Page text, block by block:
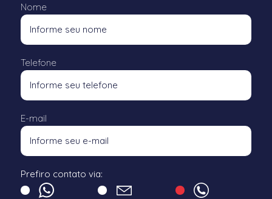
Nome
Telefone
E-mail
Prefiro contato via: